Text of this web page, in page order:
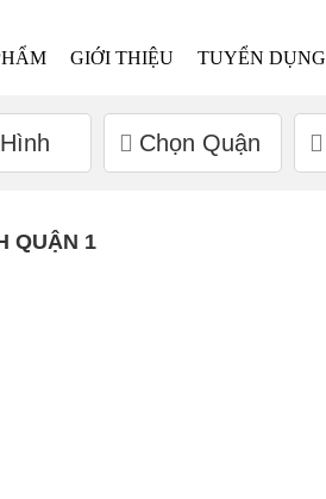
GIỚI THIỆU TUYỂN DỤNG
Chọn Quận
QUẬN 1